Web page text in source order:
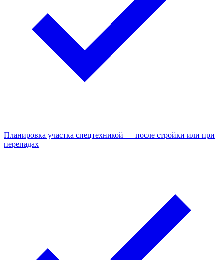
Планировка участка спецтехникой — после стройки или при
перепадах